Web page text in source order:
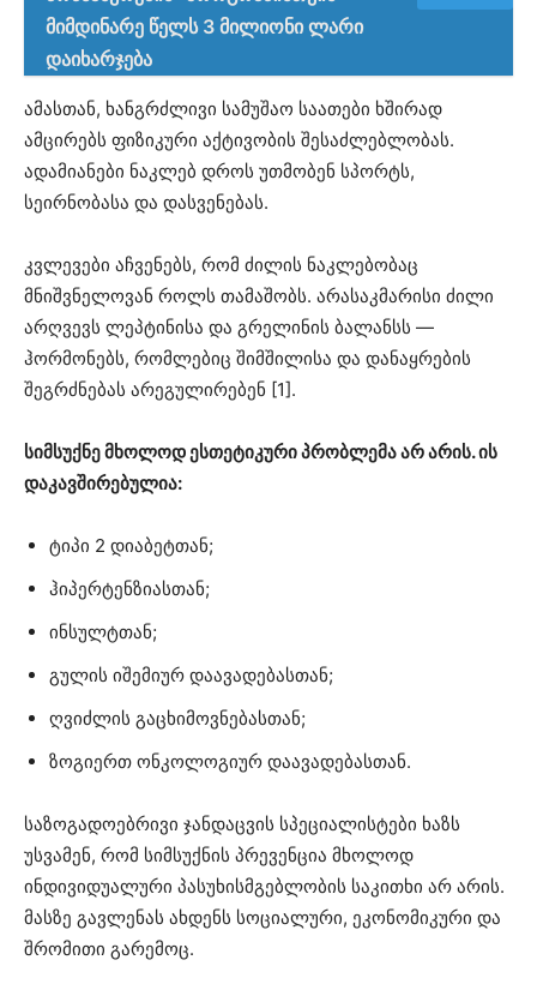
მიმდინარე წელს 3 მილიონი ლარი
დაიხარჯება
ამასთან, ხანგრძლივი სამუშაო საათები ხშირად
ამცირებს ფიზიკური აქტივობის შესაძლებლობას.
ადამიანები ნაკლებ დროს უთმობენ სპორტს,
სეირნობასა და დასვენებას.
კვლევები აჩვენებს, რომ ძილის ნაკლებობაც
მნიშვნელოვან როლს თამაშობს. არასაკმარისი ძილი
არღვევს ლეპტინისა და გრელინის ბალანსს —
ჰორმონებს, რომლებიც შიმშილისა და დანაყრების
შეგრძნებას არეგულირებენ [1].
სიმსუქნე მხოლოდ ესთეტიკური პრობლემა არ არის. ის
დაკავშირებულია:
ტიპი 2 დიაბეტთან;
ჰიპერტენზიასთან;
ინსულტთან;
გულის იშემიურ დაავადებასთან;
ღვიძლის გაცხიმოვნებასთან;
ზოგიერთ ონკოლოგიურ დაავადებასთან.
საზოგადოებრივი ჯანდაცვის სპეციალისტები ხაზს
უსვამენ, რომ სიმსუქნის პრევენცია მხოლოდ
ინდივიდუალური პასუხისმგებლობის საკითხი არ არის.
მასზე გავლენას ახდენს სოციალური, ეკონომიკური და
შრომითი გარემოც.